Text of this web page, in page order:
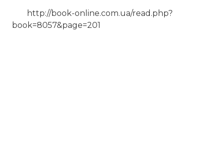
http://book-online.com.ua/read.php?
book=8057&page=201